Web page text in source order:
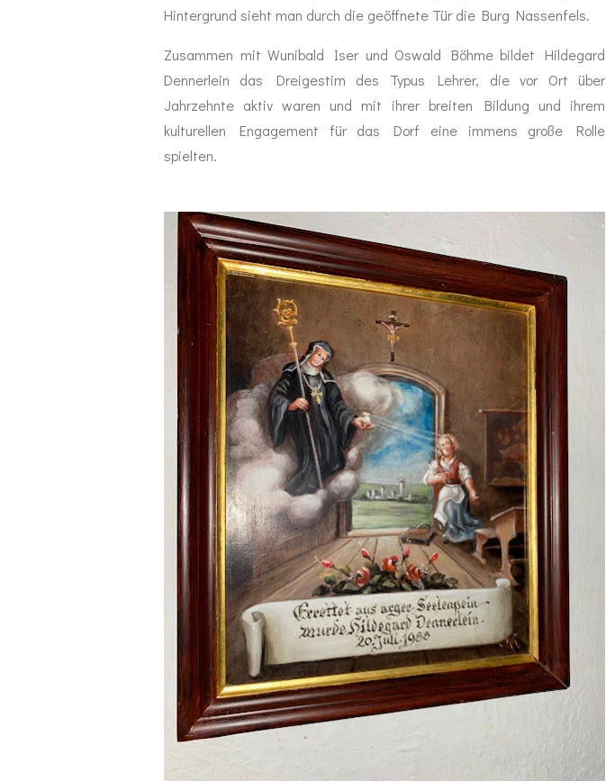
Hintergrund sieht man durch die geöffnete Tür die Burg Nassenfels.
Zusammen mit Wunibald Iser und Oswald Böhme bildet Hildegard
Dennerlein das Dreigestirn des Typus Lehrer, die vor Ort über
Jahrzehnte aktiv waren und mit ihrer breiten Bildung und ihrem
kulturellen Engagement für das Dorf eine immens große Rolle
spielten.